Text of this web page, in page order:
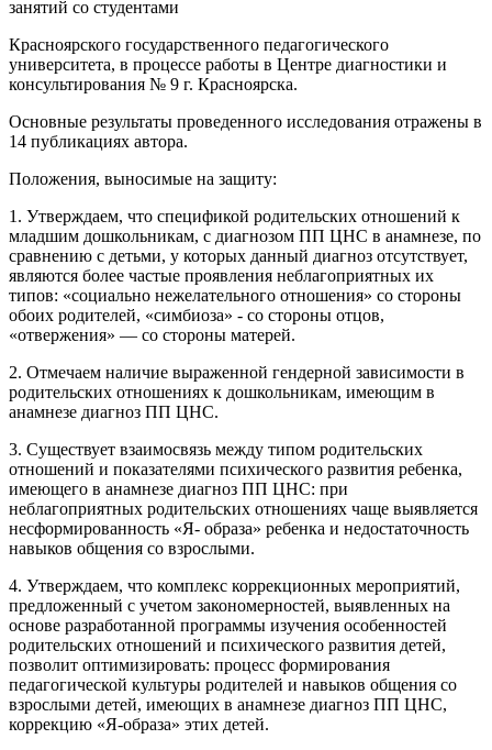
занятий со студентами
Красноярского государственного педагогического
университета, в процессе работы в Центре диагностики и
консультирования № 9 г. Красноярска.
Основные результаты проведенного исследования отражены в
14 публикациях автора.
Положения, выносимые на защиту:
1. Утверждаем, что спецификой родительских отношений к
младшим дошкольникам, с диагнозом ПП ЦНС в анамнезе, по
сравнению с детьми, у которых данный диагноз отсутствует,
являются более частые проявления неблагоприятных их
типов: «социально нежелательного отношения» со стороны
обоих родителей, «симбиоза» - со стороны отцов,
«отвержения» — со стороны матерей.
2. Отмечаем наличие выраженной гендерной зависимости в
родительских отношениях к дошкольникам, имеющим в
анамнезе диагноз ПП ЦНС.
3. Существует взаимосвязь между типом родительских
отношений и показателями психического развития ребенка,
имеющего в анамнезе диагноз ПП ЦНС: при
неблагоприятных родительских отношениях чаще выявляется
несформированность «Я- образа» ребенка и недостаточность
навыков общения со взрослыми.
4. Утверждаем, что комплекс коррекционных мероприятий,
предложенный с учетом закономерностей, выявленных на
основе разработанной программы изучения особенностей
родительских отношений и психического развития детей,
позволит оптимизировать: процесс формирования
педагогической культуры родителей и навыков общения со
взрослыми детей, имеющих в анамнезе диагноз ПП ЦНС,
коррекцию «Я-образа» этих детей.